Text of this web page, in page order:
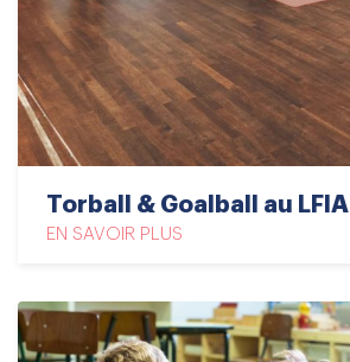
Torball & Goalball au LFIA
EN SAVOIR PLUS